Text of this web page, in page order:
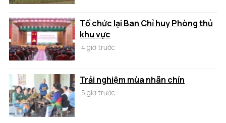
Tổ chức lại Ban Chỉ huy Phòng thủ
khu vực
4 giờ trước
Trải nghiệm mùa nhãn chín
5 giờ trước